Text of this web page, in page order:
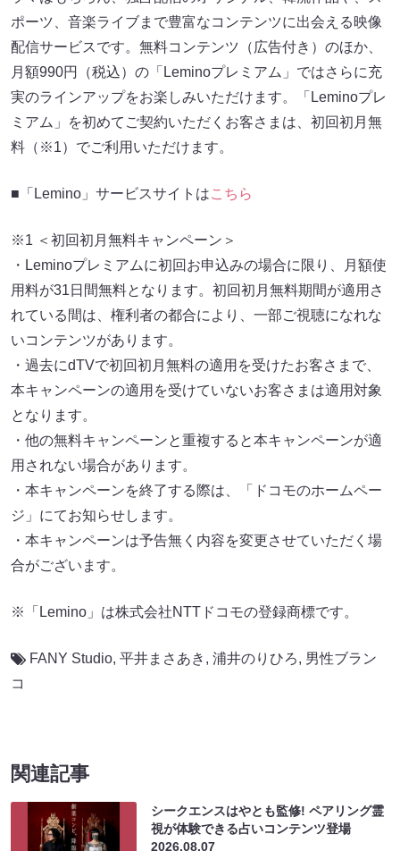
ポーツ、音楽ライブまで豊富なコンテンツに出会える映像
配信サービスです。無料コンテンツ（広告付き）のほか、
月額990円（税込）の「Leminoプレミアム」ではさらに充
実のラインアップをお楽しみいただけます。「Leminoプレ
ミアム」を初めてご契約いただくお客さまは、初回初月無
料（※1）でご利用いただけます。
■「Lemino」サービスサイトはこちら
※1 ＜初回初月無料キャンペーン＞
・Leminoプレミアムに初回お申込みの場合に限り、月額使
用料が31日間無料となります。初回初月無料期間が適用さ
れている間は、権利者の都合により、一部ご視聴になれな
いコンテンツがあります。
・過去にdTVで初回初月無料の適用を受けたお客さまで、
本キャンペーンの適用を受けていないお客さまは適用対象
となります。
・他の無料キャンペーンと重複すると本キャンペーンが適
用されない場合があります。
・本キャンペーンを終了する際は、「ドコモのホームペー
ジ」にてお知らせします。
・本キャンペーンは予告無く内容を変更させていただく場
合がございます。
※「Lemino」は株式会社NTTドコモの登録商標です。
FANY Studio, 平井まさあき , 浦井のりひろ, 男性ブラン
コ
関連記事
シークエンスはやとも監修! ペアリング霊
視が体験できる占いコンテンツ登場
2026.08.07